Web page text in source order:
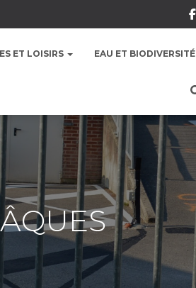
ET LOISIRS EAU ET BIODIVERSITÉ